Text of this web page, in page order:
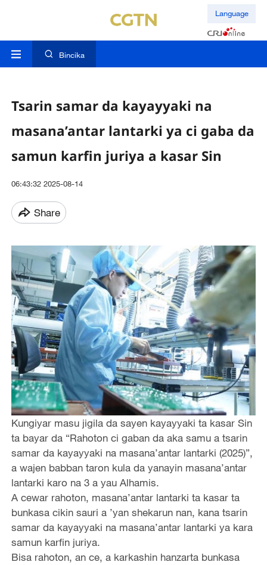
Language
Bincika
Tsarin samar da kayayyaki na
masana’antar lantarki ya ci gaba da
samun karfin juriya a kasar Sin
06:43:32 2025-08-14
Share
Kungiyar masu jigila da sayen kayayyaki ta kasar Sin
ta bayar da “Rahoton ci gaban da aka samu a tsarin
samar da kayayyaki na masana’antar lantarki (2025)”,
a wajen babban taron kula da yanayin masana’antar
lantarki karo na 3 a yau Alhamis.
A cewar rahoton, masana’antar lantarki ta kasar ta
bunkasa cikin sauri a ’yan shekarun nan, kana tsarin
samar da kayayyaki na masana’antar lantarki ya kara
samun karfin juriya.
Bisa rahoton, an ce, a karkashin hanzarta bunkasa